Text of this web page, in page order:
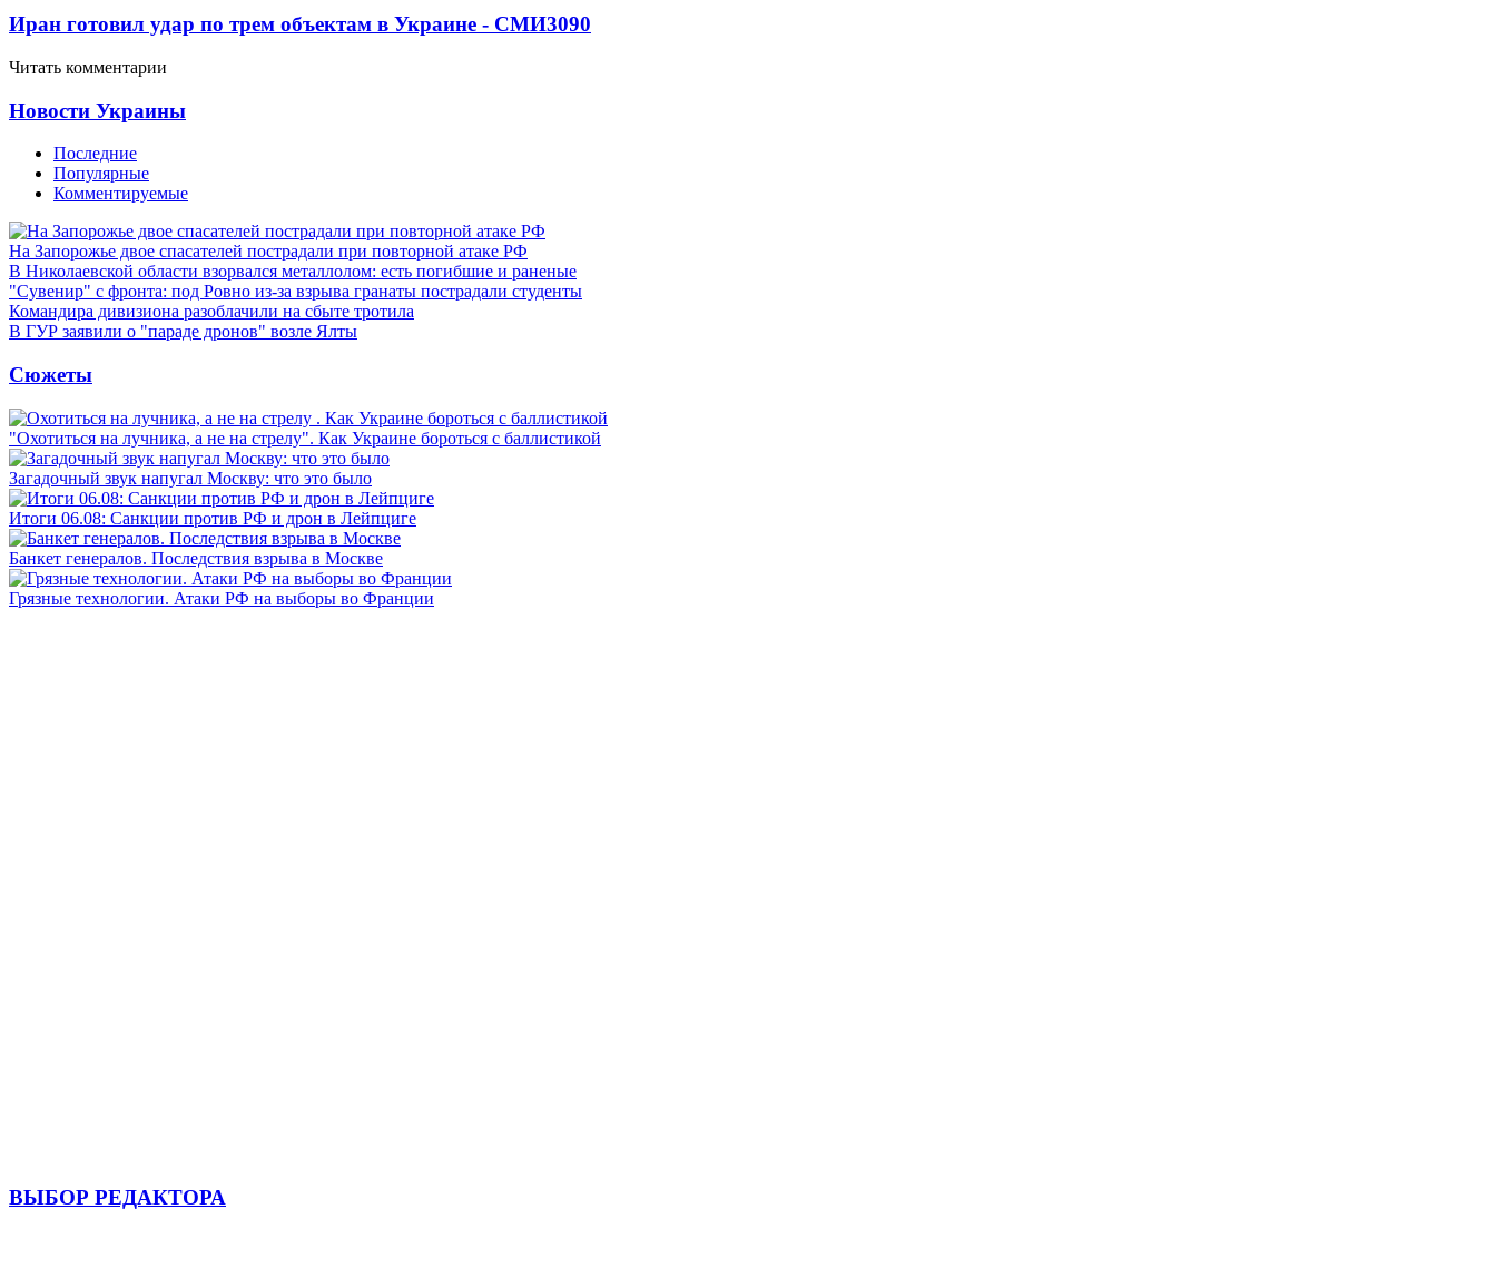
Иран готовил удар по трем объектам в Украине - СМИ3090
Читать комментарии
Новости Украины
Последние
Популярные
Комментируемые
На Запорожье двое спасателей пострадали при повторной атаке РФ
В Николаевской области взорвался металлолом: есть погибшие и раненые
"Сувенир" с фронта: под Ровно из-за взрыва гранаты пострадали студенты
Командира дивизиона разоблачили на сбыте тротила
В ГУР заявили о "параде дронов" возле Ялты
Сюжеты
"Охотиться на лучника, а не на стрелу". Как Украине бороться с баллистикой
Загадочный звук напугал Москву: что это было
Итоги 06.08: Санкции против РФ и дрон в Лейпциге
Банкет генералов. Последствия взрыва в Москве
Грязные технологии. Атаки РФ на выборы во Франции
ВЫБОР РЕДАКТОРА